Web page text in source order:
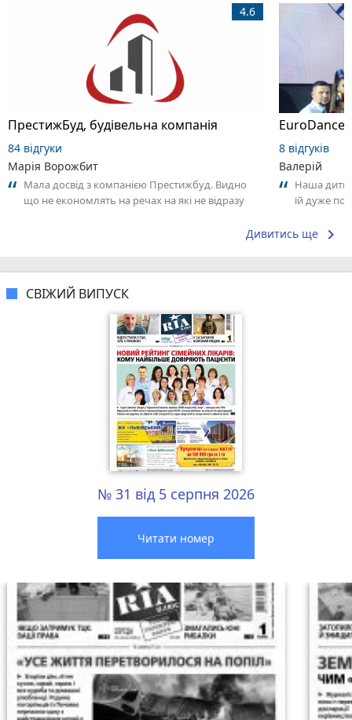
ПрестижБуд, будівельна компанія
4.6
84 відгуки
Марія Ворожбит
Мала досвід з компанією Престижбуд. Видно
що не економлять на речах на які не відразу
EuroDance,
8 відгуків
Валерій
Наша
їй дуже
Дивитись ще keyboard_arrow_right
СВІЖИЙ ВИПУСК
№ 31 від 5 серпня 2026
Читати номер